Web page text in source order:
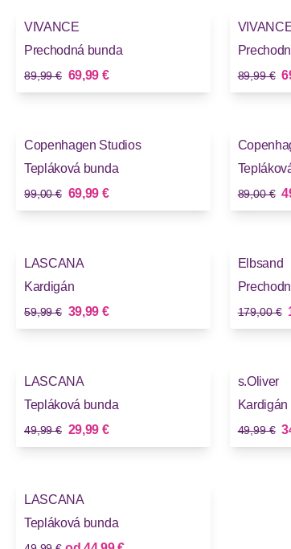
Novinky
VIVANCE
Prechodná bunda
Stará cena
89,99 € Nová cena
69,99 €
Novinky
Stará cena
89,99 €
Copenhagen Studios
Tepláková bunda
Stará cena
99,00 € Nová cena
69,99 € Stará cena
89,00 €
LASCANA
Kardigán
Stará cena
59,99 € Nová cena
39,99 €
Novinky
Elbsand
Stará cena
179,00 €
LASCANA
Tepláková bunda
Stará cena
49,99 € Nová cena
29,99 €
s.Oliver
Kardigán
Stará cena
49,99 €
LASCANA
Tepláková bunda
Stará cena